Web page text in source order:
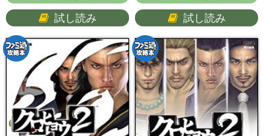
試し読み
試し読み